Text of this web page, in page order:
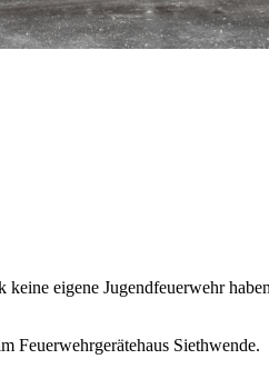
eigene Jugendfeuerwehr
Feuerwehrgerätehaus Siethwende.